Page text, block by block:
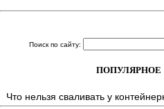
Поиск по сайту:
ПОПУЛЯРНОЕ
Что нельзя сваливать у